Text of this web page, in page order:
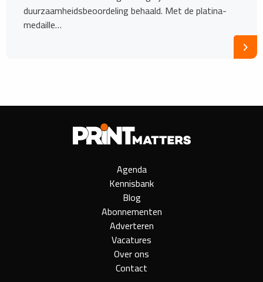
duurzaamheidsbeoordeling behaald. Met de platina-
medaille…
Agenda
Kennisbank
Blog
Abonnementen
Adverteren
Vacatures
Over ons
Contact